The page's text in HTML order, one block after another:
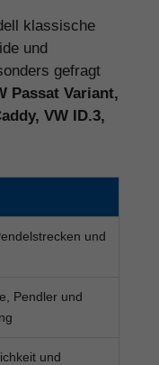
klassische
und
gefragt
Passat Variant,
VW ID.3,
und
Pendler und
und